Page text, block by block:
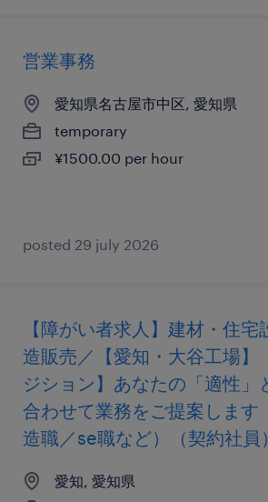
営業事務
愛知県名古屋市中区, 愛知県
temporary
¥1500.00 per hour
posted 29 july 2026
【障がい者求人】建材・住宅
造販売／【愛知・大谷工場】
ジション】あなたの「適性」
合わせて業務をご提案します
造職／se職など）（契約社員）
愛知, 愛知県